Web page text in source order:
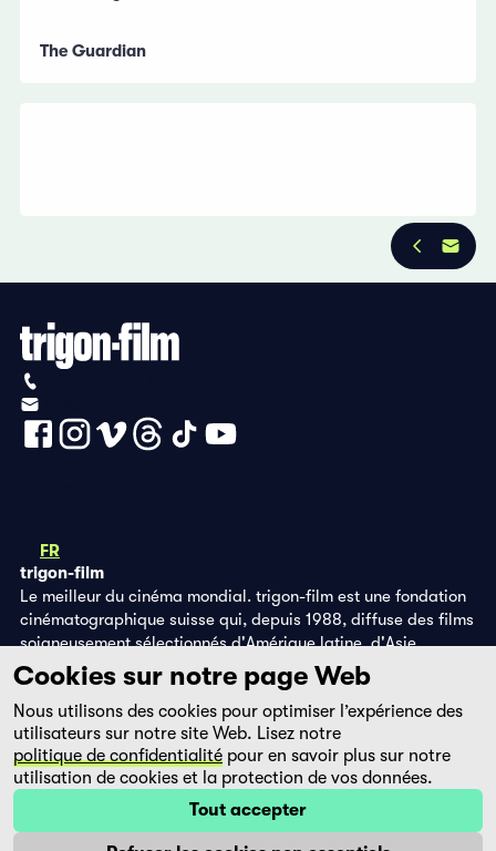
The Guardian
FR
trigon-film
Le meilleur du cinéma mondial. trigon-film est une fondation
cinématographique suisse qui, depuis 1988, diffuse des films
soigneusement sélectionnés d'Amérique latine, d'Asie,
d'Afrique et d'Europe de l'Est, dans les salles de cinéma,
grâce à ses propres éditions DVD et sur la plateforme de
streaming filmingo.
Cookies sur notre page Web
Nous utilisons des cookies pour optimiser l’expérience des
utilisateurs sur notre site Web. Lisez notre
politique de confidentialité pour en savoir plus sur notre
utilisation de cookies et la protection de vos données.
Tout accepter